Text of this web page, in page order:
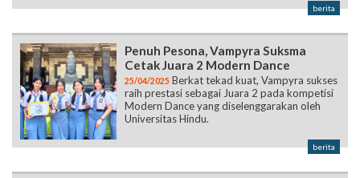
berita
Penuh Pesona, Vampyra Suksma
Cetak Juara 2 Modern Dance
25/04/2025 Berkat tekad kuat, Vampyra sukses
raih prestasi sebagai Juara 2 pada kompetisi
Modern Dance yang diselenggarakan oleh
Universitas Hindu.
berita